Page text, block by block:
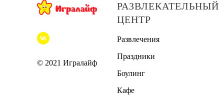
© 2021 Игралайф
РАЗВЛЕКАТЕЛЬНЫЙ
ЦЕНТР
Развлечения
Праздники
Боулинг
Кафе